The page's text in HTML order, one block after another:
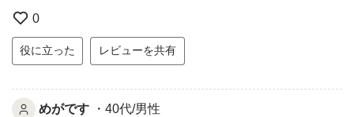
0
役に立った レビューを共有
めがです ・40代/男性